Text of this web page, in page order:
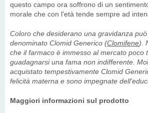
questo campo ora soffrono di un
morale che con l'età tende sempre ad
Coloro che desiderano una gravidanza
denominato Clomid Generico (Clomifene).
che il farmaco è immesso al mercato poco
guadagnarsi una fama non indifferente.
acquistato tempestivamente Clomid
felicità materna e sono impegnate
Maggiori informazioni sul prodotto